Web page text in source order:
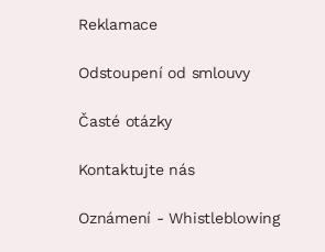
Reklamace
Odstoupení od smlouvy
Časté otázky
Kontaktujte nás
Oznámení - Whistleblowing